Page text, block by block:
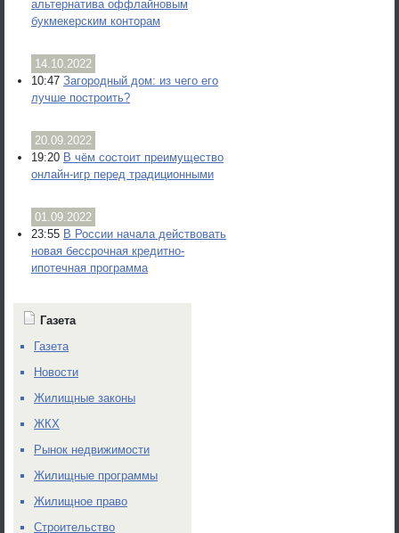
альтернатива оффлайновым
букмекерским конторам
14.10.2022
10:47 Загородный дом: из чего его
лучше построить?
20.09.2022
19:20 В чём состоит преимущество
онлайн-игр перед традиционными
01.09.2022
23:55 В России начала действовать
новая бессрочная кредитно-
ипотечная программа
Газета
Газета
Новости
Жилищные законы
ЖКХ
Рынок недвижимости
Жилищные программы
Жилищное право
Строительство